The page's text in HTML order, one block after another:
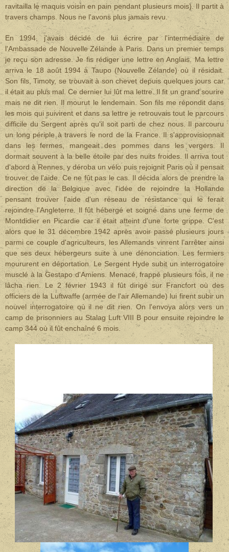
ravitailla le maquis voisin en pain pendant plusieurs mois). Il partit à
travers champs. Nous ne l'avons plus jamais revu.
En 1994, j'avais décidé de lui écrire par l'intermédiaire de
l'Ambassade de Nouvelle Zélande à Paris. Dans un premier temps
je reçu son adresse. Je fis rédiger une lettre en Anglais. Ma lettre
arriva le 18 août 1994 à Taupo (Nouvelle Zélande) où il résidait.
Son fils, Timoty, se trouvait à son chevet depuis quelques jours car
il était au plus mal. Ce dernier lui lût ma lettre. Il fit un grand sourire
mais ne dit rien. Il mourut le lendemain. Son fils me répondit dans
les mois qui suivirent et dans sa lettre je retrouvais tout le parcours
difficile du Sergent après qu'il soit parti de chez nous. Il parcouru
un long périple à travers le nord de la France. Il s'approvisionnait
dans les fermes, mangeait des pommes dans les vergers. Il
dormait souvent à la belle étoile par des nuits froides. Il arriva tout
d'abord à Rennes, y déroba un vélo puis rejoignit Paris où il pensait
trouver de l'aide. Ce ne fût pas le cas. Il décida alors de prendre la
direction de la Belgique avec l'idée de rejoindre la Hollande
pensant trouver l'aide d'un réseau de résistance qui le ferait
rejoindre l'Angleterre. Il fût hébergé et soigné dans une ferme de
Montdidier en Picardie car il était atteint d'une forte grippe. C'est
alors que le 31 décembre 1942 après avoir passé plusieurs jours
parmi ce couple d'agriculteurs, les Allemands vinrent l’arrêter ainsi
que ses deux hébergeurs suite à une dénonciation. Les fermiers
moururent en déportation. Le Sergent Hyde subit un interrogatoire
musclé à la Gestapo d'Amiens. Menacé, frappé plusieurs fois, il ne
lâcha rien. Le 2 février 1943 il fût dirigé sur Francfort où des
officiers de la Luftwaffe (armée de l'air Allemande) lui firent subir un
nouvel interrogatoire où il ne dit rien. On l'envoya alors vers un
camp de prisonniers au Stalag Luft VIII B pour ensuite rejoindre le
camp 344 où il fût enchaîné 6 mois.